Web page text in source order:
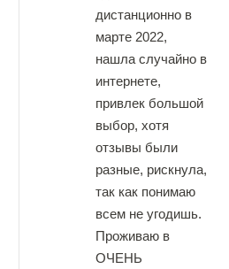
дистанционно в
марте 2022,
нашла случайно в
интернете,
привлек большой
выбор, хотя
отзывы были
разные, рискнула,
так как понимаю
всем не угодишь.
Проживаю в
ОЧЕНЬ